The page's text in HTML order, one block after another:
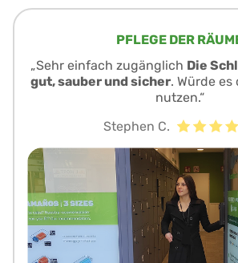
PFLEGE DER
„Sehr einfach zugänglich Die
gut, sauber und sicher. Würde
nutzen.“
Stephen C.